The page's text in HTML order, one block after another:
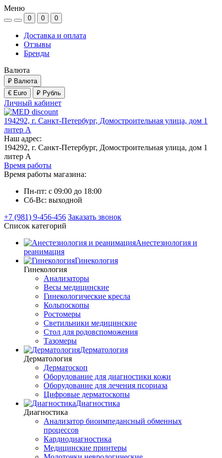
Меню
0 0 0
Доставка и оплата
Отзывы
Бренды
Валюта
₽ Валюта
€ Euro
₽ Рубль
Личный кабинет
194292, г. Санкт-Петербург, Домостроительная улица, дом 1
литер А
Наш адрес:
194292, г. Санкт-Петербург, Домостроительная улица, дом 1
литер А
Время работы
Время работы магазина:
Пн-пт: с 09:00 до 18:00
Сб-Вс: выходной
+7 (981) 9-456-456 Заказать звонок
Список категорий
Анестезиология и
реанимация
Гинекология
Гинекология
Анализаторы
Весы медицинские
Гинекологические кресла
Кольпоскопы
Ростомеры
Светильники медицинские
Стол для родовспоможения
Тазомеры
Дерматология
Дерматология
Дерматоскоп
Оборудование для диагностики кожи
Оборудование для лечения псориаза
Цифровые дерматоскопы
Диагностика
Диагностика
Анализатор биоимпедансный обменных
процессов
Кардиодиагностика
Медицинские принтеры